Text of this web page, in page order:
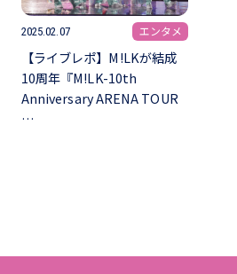
2025.02.07 エンタメ
【ライブレポ】M!LKが結成
10周年『M!LK-10th
Anniversary ARENA TOUR
…